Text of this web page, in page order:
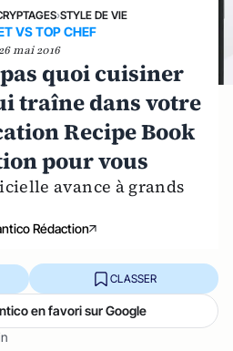
›STYLE DE VIE
VS TOP CHEF
mai 2016
pas quoi cuisiner
traîne dans votre
Recipe Book
pour vous
avance à grands
Rédaction
CLASSER
en favori sur Google